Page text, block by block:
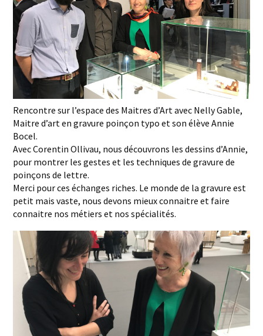
Rencontre sur l’espace des Maitres d’Art avec Nelly Gable,
Maitre d’art en gravure poinçon typo et son élève Annie
Bocel.
Avec Corentin Ollivau, nous découvrons les dessins d’Annie,
pour montrer les gestes et les techniques de gravure de
poinçons de lettre.
Merci pour ces échanges riches. Le monde de la gravure est
petit mais vaste, nous devons mieux connaitre et faire
connaitre nos métiers et nos spécialités.